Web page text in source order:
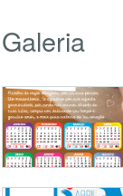
Galeria